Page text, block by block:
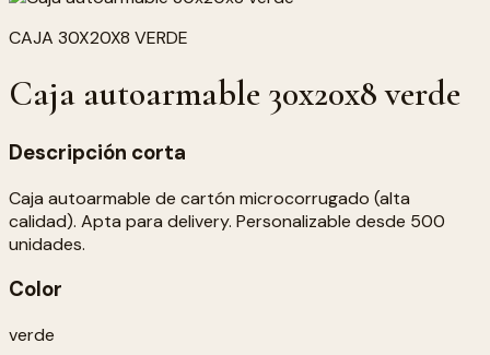
CAJA 30X20X8 VERDE
Caja autoarmable 30x20x8 verde
Descripción corta
Caja autoarmable de cartón microcorrugado (alta
calidad). Apta para delivery. Personalizable desde 500
unidades.
Color
verde